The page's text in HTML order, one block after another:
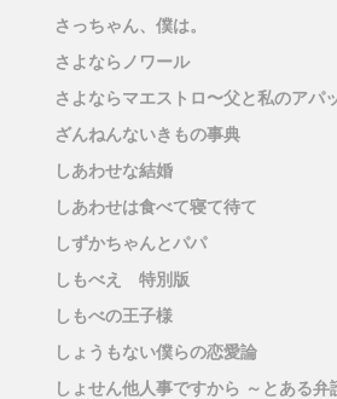
さっちゃん、僕は。
さよならノワール
さよならマエストロ〜父と私のアパ
ざんねんないきもの事典
しあわせな結婚
しあわせは食べて寝て待て
しずかちゃんとパパ
しもべえ 特別版
しもべの王子様
しょうもない僕らの恋愛論
しょせん他人事ですから ～とある弁